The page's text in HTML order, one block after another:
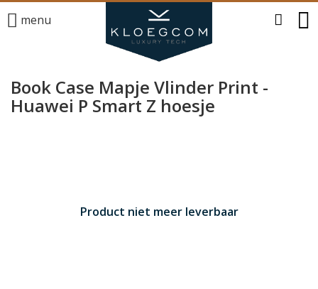
menu
Book Case Mapje Vlinder Print -
Huawei P Smart Z hoesje
Product niet meer leverbaar